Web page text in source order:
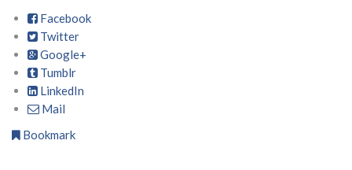
Facebook
Twitter
Google+
Tumblr
LinkedIn
Mail
Bookmark